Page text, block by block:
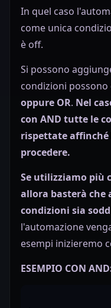
In quel caso
come unica
è off.
Si possono
condizioni
oppure OR. Nel
con AND tutte le
rispettate affinché
procedere.
Se utilizziamo più
allora basterà che
condizioni sia
l'automazione
esempi inizieremo
ESEMPIO CON